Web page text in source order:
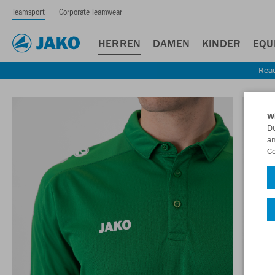
Teamsport Corporate Teamwear
HERREN DAMEN KINDER